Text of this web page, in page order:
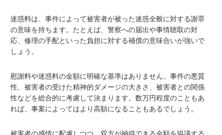
迷惑料は、事件によって被害者が被った迷惑全般に対する謝罪
の意味を持ちます。たとえば、警察への届出や事情聴取の対
応、修理の手配といった負担に対する補償の意味合いが強いで
しょう。
慰謝料や迷惑料の金額に明確な基準はありません。事件の悪質
性、被害者の受けた精神的ダメージの大きさ、被害者との関係
性などを総合的に考慮して決まります。数万円程度のこともあ
れば、事案によってはより高額になることもあるでしょう。
被害者の感情に配慮しつつ、双方が納得できる金額を協議する